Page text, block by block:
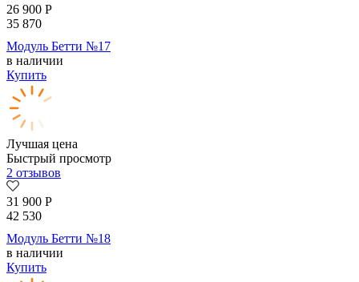
26 900 Р
35 870
Модуль Бетти №17
в наличии
Купить
Лучшая цена
Быстрый просмотр
2 отзывов
31 900 Р
42 530
Модуль Бетти №18
в наличии
Купить